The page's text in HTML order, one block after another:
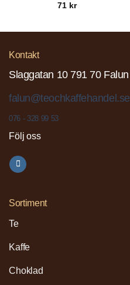
71 kr
Kontakt
Slaggatan 10 791 70 Falun
falun@teochkaffehandel.se
076 - 328 99 53
Följ oss
Sortiment
Te
Kaffe
Choklad